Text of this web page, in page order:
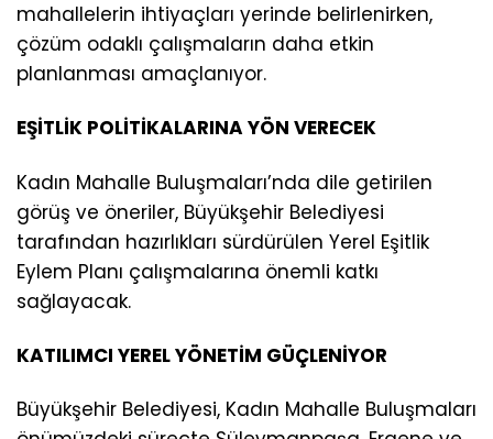
mahallelerin ihtiyaçları yerinde belirlenirken,
çözüm odaklı çalışmaların daha etkin
planlanması amaçlanıyor.
EŞİTLİK POLİTİKALARINA YÖN VERECEK
Kadın Mahalle Buluşmaları’nda dile getirilen
görüş ve öneriler, Büyükşehir Belediyesi
tarafından hazırlıkları sürdürülen Yerel Eşitlik
Eylem Planı çalışmalarına önemli katkı
sağlayacak.
KATILIMCI YEREL YÖNETİM GÜÇLENİYOR
Büyükşehir Belediyesi, Kadın Mahalle Buluşmaları